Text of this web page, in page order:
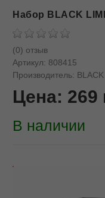
Набор BLACK
(0) отзыв
Артикул: 808415
Производитель:
Цена: 269
В наличии